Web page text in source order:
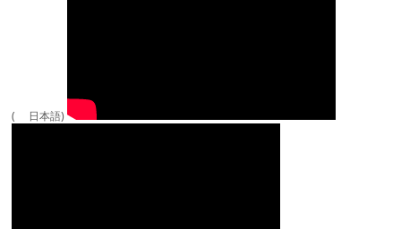
( 日本語)